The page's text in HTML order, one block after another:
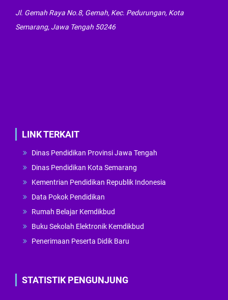
Jl. Gemah Raya No.8, Gemah, Kec. Pedurungan, Kota
Semarang, Jawa Tengah 50246
LINK TERKAIT
Dinas Pendidikan Provinsi Jawa Tengah
Dinas Pendidikan Kota Semarang
Kementrian Pendidikan Republik Indonesia
Data Pokok Pendidikan
Rumah Belajar Kemdikbud
Buku Sekolah Elektronik Kemdikbud
Penerimaan Peserta Didik Baru
STATISTIK PENGUNJUNG